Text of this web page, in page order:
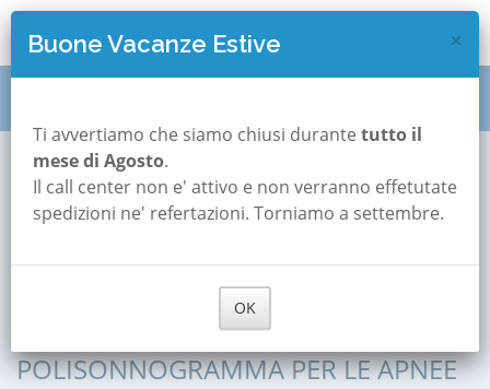
Polisonnografia a
Ventotene
POLISONNOGRAFIA, POLIGRAFIA,
POLISONNOGRAMMA PER LE APNEE
×
Buone Vacanze Estive
Ti avvertiamo che siamo chiusi durante tutto il
mese di Agosto.
Il call center non e' attivo e non verranno effetutate
spedizioni ne' refertazioni. Torniamo a settembre.
OK